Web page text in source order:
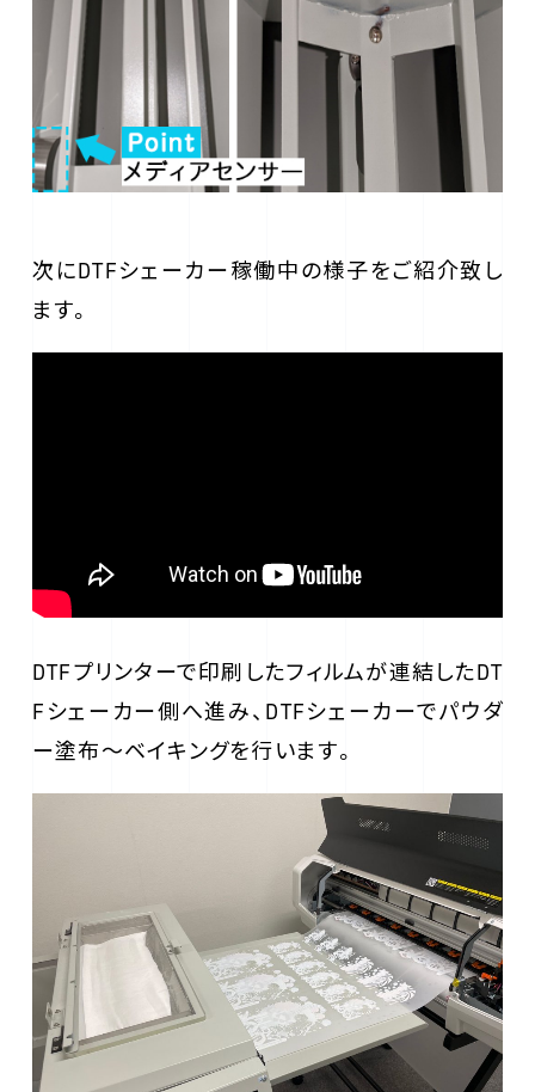
次にDTFシェーカー稼働中の様子をご紹介致し
ます。
DTFプリンターで印刷したフィルムが連結したDT
Fシェーカー側へ進み、DTFシェーカーでパウダ
ー塗布～ベイキングを行います。